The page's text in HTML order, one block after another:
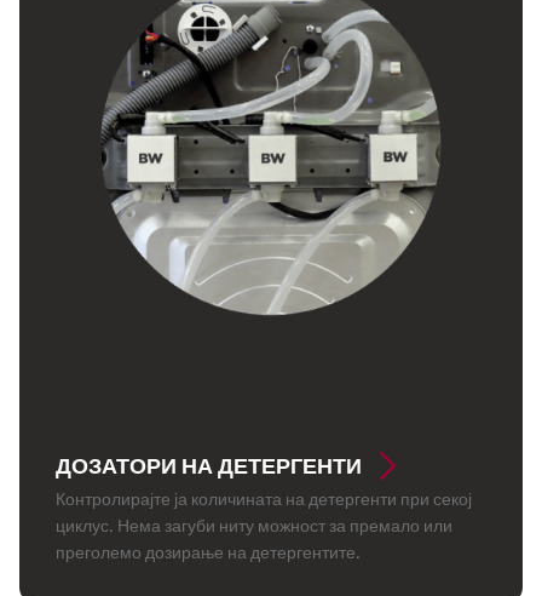
ДОЗАТОРИ НА ДЕТЕРГЕНТИ
Контролирајте ја количината на детергенти при секој
циклус. Нема загуби ниту можност за премало или
преголемо дозирање на детергентите.